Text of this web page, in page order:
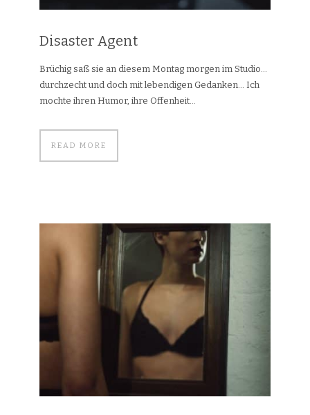
Disaster Agent
Brüchig saß sie an diesem Montag morgen im Studio…
durchzecht und doch mit lebendigen Gedanken… Ich
mochte ihren Humor, ihre Offenheit...
READ MORE